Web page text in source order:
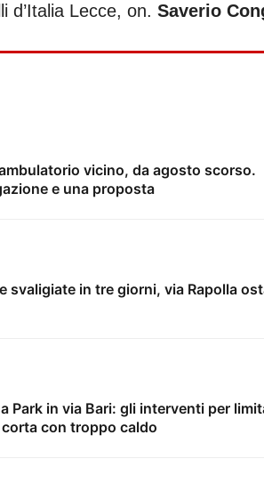
d’Italia Lecce, on. Saverio
vicino, da agosto scorso.
e una proposta
svaligiate in tre giorni, via Rapolla
Park in via Bari: gli interventi per
con troppo caldo